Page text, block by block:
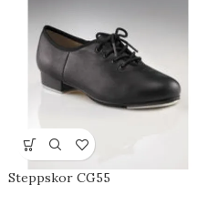
Steppskor CG55